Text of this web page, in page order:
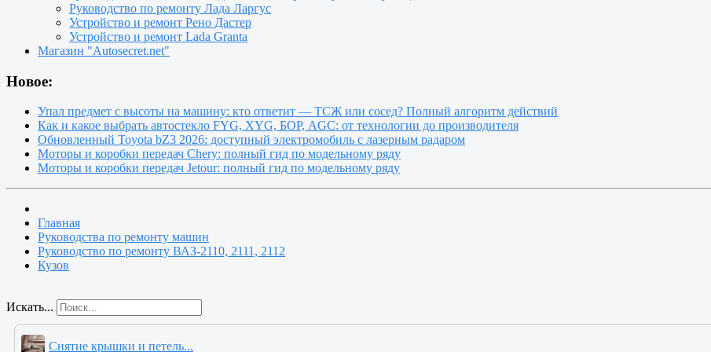
Руководство по ремонту Лада Ларгус
Устройство и ремонт Рено Дастер
Устройство и ремонт Lada Granta
Магазин "Autosecret.net"
Новое:
Упал предмет с высоты на машину: кто ответит — ТСЖ или сосед? Полный алгоритм действий
Как и какое выбрать автостекло FYG, XYG, БОР, AGC: от технологии до производителя
Обновленный Toyota bZ3 2026: доступный электромобиль с лазерным радаром
Моторы и коробки передач Chery: полный гид по модельному ряду
Моторы и коробки передач Jetour: полный гид по модельному ряду
Главная
Руководства по ремонту машин
Руководство по ремонту ВАЗ-2110, 2111, 2112
Кузов
Искать...
Снятие крышки и петель...